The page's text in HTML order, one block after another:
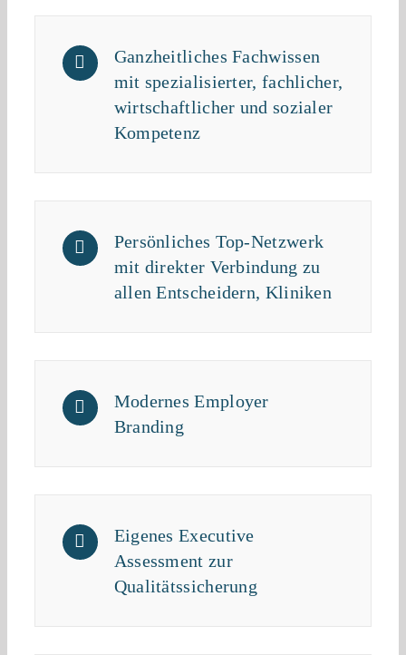
Ganzheitliches Fachwissen
mit spezialisierter, fachlicher,
wirtschaftlicher und sozialer
Kompetenz
Persönliches Top-Netzwerk
mit direkter Verbindung zu
allen Entscheidern, Kliniken
Modernes Employer
Branding
Eigenes Executive
Assessment zur
Qualitätssicherung